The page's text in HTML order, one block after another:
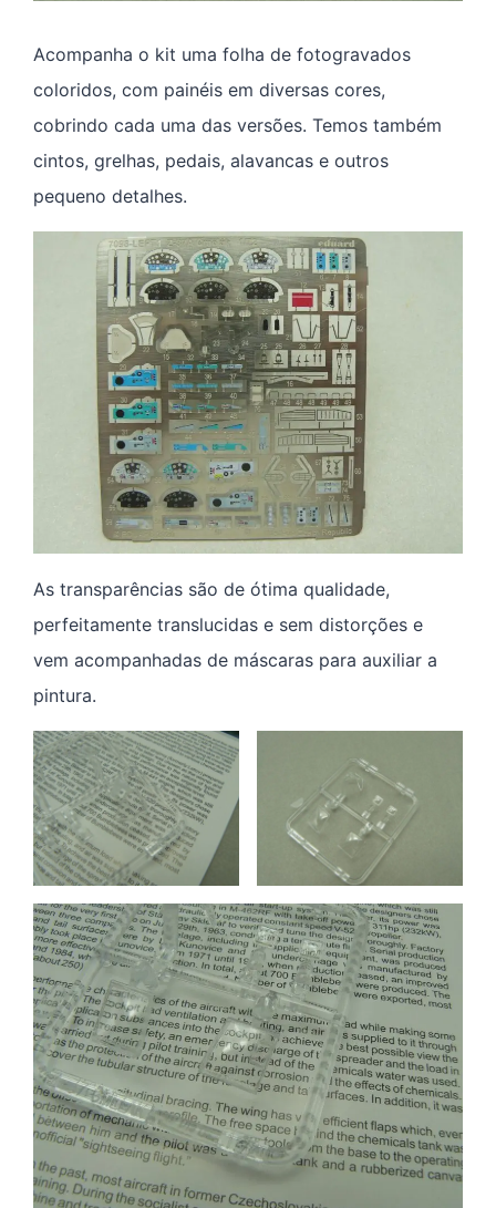
Acompanha o kit uma folha de fotogravados
coloridos, com painéis em diversas cores,
cobrindo cada uma das versões. Temos também
cintos, grelhas, pedais, alavancas e outros
pequeno detalhes.
As transparências são de ótima qualidade,
perfeitamente translucidas e sem distorções e
vem acompanhadas de máscaras para auxiliar a
pintura.